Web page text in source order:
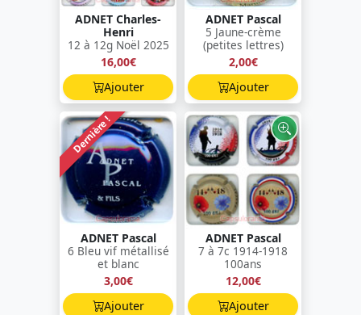
ADNET Charles-
Henri
12 à 12g Noël 2025
16,00€
Ajouter
ADNET Pascal
5 Jaune-crème
(petites lettres)
2,00€
Ajouter
Dernière !
ADNET Pascal
6 Bleu vif métallisé
et blanc
3,00€
Ajouter
ADNET Pascal
7 à 7c 1914-1918
100ans
12,00€
Ajouter